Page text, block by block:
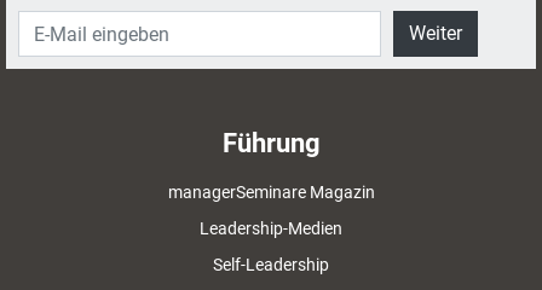
Weiter
Führung
managerSeminare Magazin
Leadership-Medien
Self-Leadership